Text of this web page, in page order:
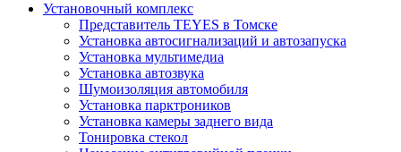
Установочный комплекс
Представитель TEYES в Томске
Установка автосигнализаций и автозапуска
Установка мультимедиа
Установка автозвука
Шумоизоляция автомобиля
Установка парктроников
Установка камеры заднего вида
Тонировка стекол